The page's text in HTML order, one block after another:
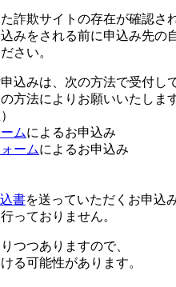
詐欺サイトの存在が確認さ
みをされる前に申込み先の
さい。
込みは、次の方法で受付し
方法によりお願いいたしま
ムによるお申込み
ームによるお申込み
書を送っていただくお申込
っておりません。
つつありますので、
る可能性があります。